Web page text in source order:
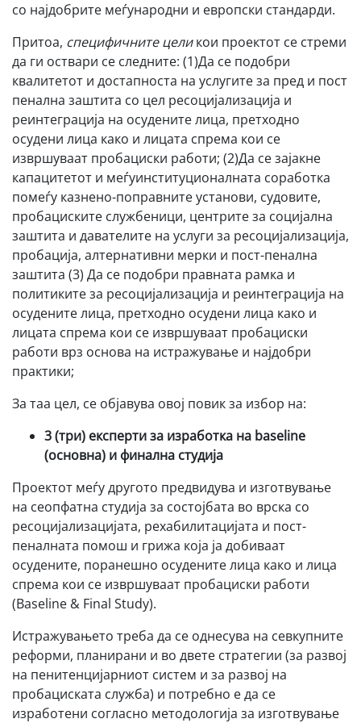
со најдобрите меѓународни и европски стандарди.
Притоа, специфичните целикои проектот се стреми
да ги оствари се следните: (1)Да се подобри
квалитетот и достапноста на услугите за пред и пост
пенална заштита со цел ресоцијализација и
реинтеграција на осудените лица, претходно
осудени лица како и лицaта спрема кои се
извршуваат пробациски работи; (2)Да се зајакне
капацитетот и меѓуинституционалната соработка
помеѓу казнено-поправните установи, судовите,
пробациските службеници, центрите за социјална
заштита и давателите на услуги за ресоцијализација,
пробација, алтернативни мерки и пост-пенална
заштита (3) Да се подобри правната рамка и
политиките за ресоцијализација и реинтеграција на
осудените лица, претходно осудени лица како и
лицaта спрема кои се извршуваат пробациски
работи врз основа на истражување и најдобри
практики;
За таа цел, се објавува овој повик за избор на:
3(три) експерти за изработка на baseline
(основна) и финална студија
Проектот меѓу другото предвидува и изготвување
на сеопфатна студија за состојбата во врска со
ресоцијализацијата, рехабилитацијата и пост-
пеналната помош и грижа која ја добиваат
осудените, поранешно осудените лица како и лица
спрема кои се извршуваат пробациски работи
(Baseline & Final Study).
Истражувањето треба да се однесува на севкупните
реформи, планирани и во двете стратегии (за развој
на пенитенцијарниот систем и за развој на
пробациската служба) и потребно е да се
изработени согласно методологија за изготвување